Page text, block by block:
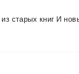
из старых книг И